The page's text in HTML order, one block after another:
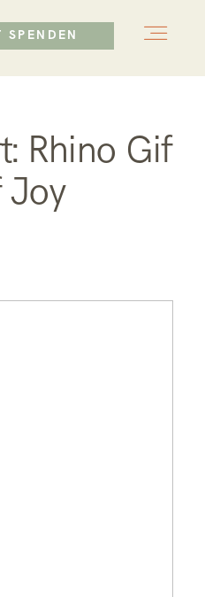
SPENDEN
Rhino Gif
UNS
UNS